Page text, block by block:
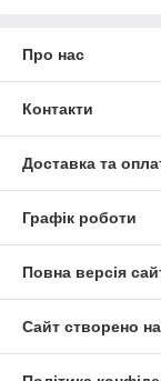
Про нас
Контакти
Доставка та
Графік роботи
Повна версія
Сайт створено